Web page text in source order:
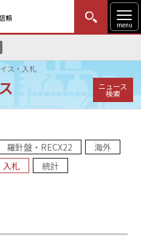
頼
menu
はじめての方
ス・入札
ニュース
検索
羅針盤・RECX22
海外
入札
統計